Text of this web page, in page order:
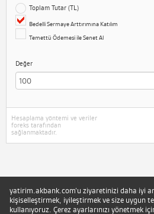
Toplam Tutar (TL)
Bedelli Sermaye Arttırımına Katılım
Temettü Ödemesi ile Senet Al
Değer
Hesaplama yöntemi ve veriler
foreks tarafından
sağlanmaktadır.